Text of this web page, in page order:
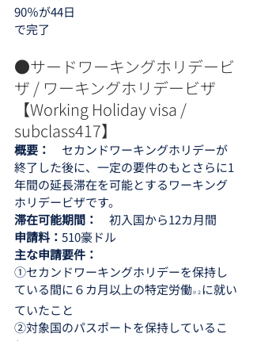
90％が44日
で完了
●サードワーキングホリデービ
ザ / ワーキングホリデービザ
【Working Holiday visa /
subclass417】
概要： セカンドワーキングホリデーが
終了した後に、一定の要件のもとさらに1
年間の延長滞在を可能とするワーキング
ホリデービザです。
滞在可能期間： 初入国から12カ月間
申請料： 510豪ドル
主な申請要件：
①セカンドワーキングホリデーを保持し
ている間に６カ月以上の特定労働※２ に就い
ていたこと
②対象国のパスポートを保持しているこ